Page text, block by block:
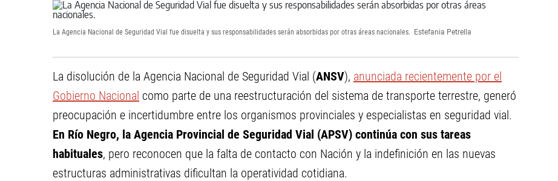
La Agencia Nacional de Seguridad Vial fue disuelta y sus responsabilidades serán absorbidas por otras áreas nacionales. Estefania Petrella
La disolución de la Agencia Nacional de Seguridad Vial (ANSV), anunciada recientemente por el
Gobierno Nacional como parte de una reestructuración del sistema de transporte terrestre, generó
preocupación e incertidumbre entre los organismos provinciales y especialistas en seguridad vial.
En Río Negro, la Agencia Provincial de Seguridad Vial (APSV) continúa con sus tareas
habituales, pero reconocen que la falta de contacto con Nación y la indefinición en las nuevas
estructuras administrativas dificultan la operatividad cotidiana.